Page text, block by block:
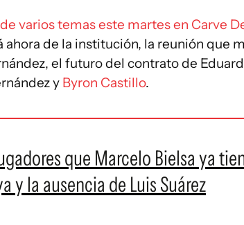
varios temas este martes en Carve
ahora de la institución, la reunión que
el futuro del contrato de
y Byron Castillo.
que Marcelo Bielsa ya
y la ausencia de Luis Suárez